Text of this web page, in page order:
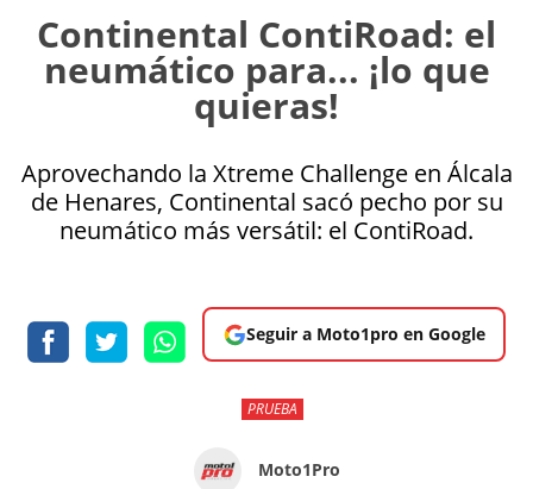
Continental ContiRoad: el
neumático para... ¡lo que
quieras!
Aprovechando la Xtreme Challenge en Álcala
de Henares, Continental sacó pecho por su
neumático más versátil: el ContiRoad.
Seguir a Moto1pro en Google
PRUEBA
Moto1Pro